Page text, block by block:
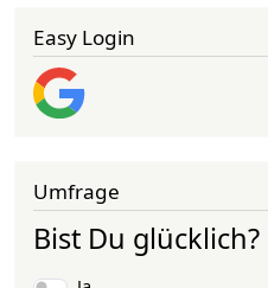
Easy Login
Umfrage
Bist Du glücklich?